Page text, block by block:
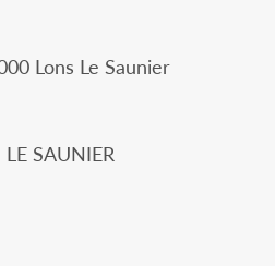
Lons Le Saunier
SAUNIER